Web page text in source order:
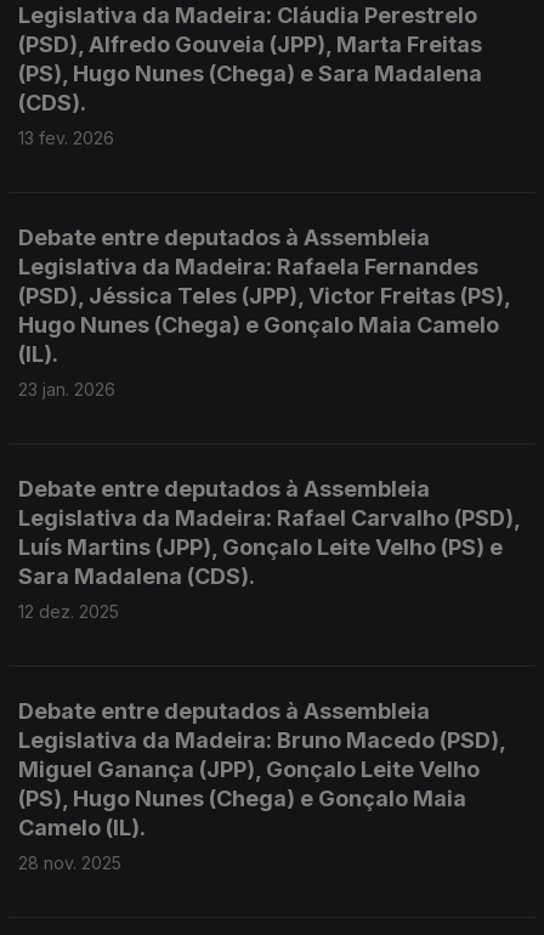
Legislativa da Madeira: Cláudia Perestrelo
(PSD), Alfredo Gouveia (JPP), Marta Freitas
(PS), Hugo Nunes (Chega) e Sara Madalena
(CDS).
13 fev. 2026
Debate entre deputados à Assembleia
Legislativa da Madeira: Rafaela Fernandes
(PSD), Jéssica Teles (JPP), Victor Freitas (PS),
Hugo Nunes (Chega) e Gonçalo Maia Camelo
(IL).
23 jan. 2026
Debate entre deputados à Assembleia
Legislativa da Madeira: Rafael Carvalho (PSD),
Luís Martins (JPP), Gonçalo Leite Velho (PS) e
Sara Madalena (CDS).
12 dez. 2025
Debate entre deputados à Assembleia
Legislativa da Madeira: Bruno Macedo (PSD),
Miguel Ganança (JPP), Gonçalo Leite Velho
(PS), Hugo Nunes (Chega) e Gonçalo Maia
Camelo (IL).
28 nov. 2025